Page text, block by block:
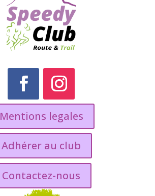
Mentions legales
Adhérer au club
Contactez-nous